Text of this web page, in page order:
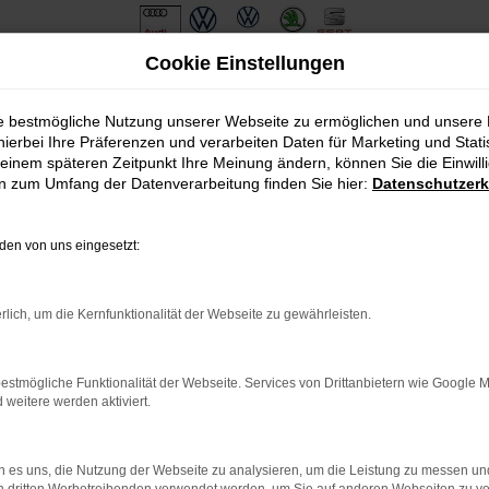
bestimmter Seiten verhindern. Funktioniert die Seite in
dem neuesten Stand sind.
kann auch dazu führen, dass bestimmte Funktionen nicht
Cookie Einstellungen
bestmögliche Nutzung unserer Webseite zu ermöglichen und unsere
Ihre Präferenzen und verarbeiten Daten für Marketing und
späteren Zeitpunkt Ihre Meinung ändern, können Sie die
zum Umfang der Datenverarbeitung finden Sie hier:
von uns eingesetzt:
um die Kernfunktionalität der Webseite zu gewährleisten.
Funktionalität der Webseite. Services von Drittanbietern wie Google
weitere werden aktiviert.
es uns, die Nutzung der Webseite zu analysieren, um die Leistung zu messen